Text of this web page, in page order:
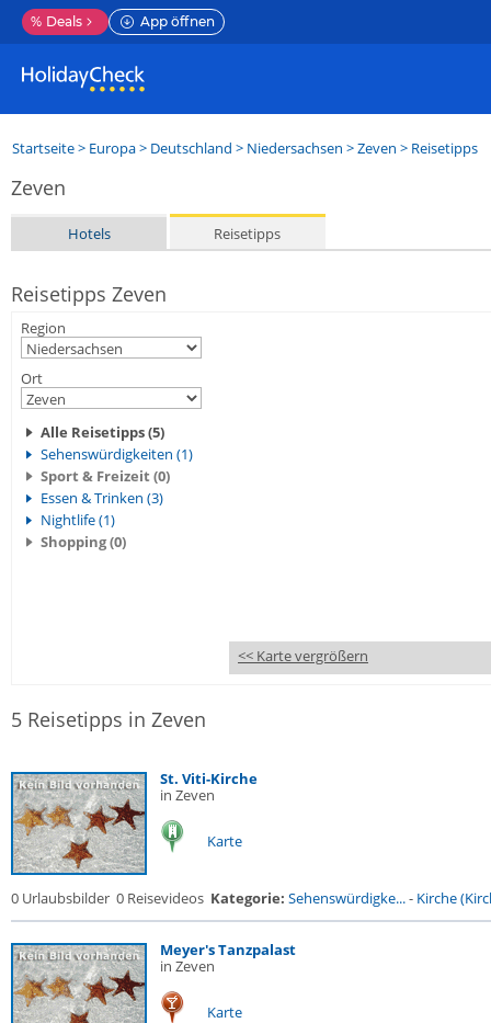
% Deals App öffnen
Startseite> Europa> Deutschland > Niedersachsen >Zeven > Reisetipps
Zeven
Hotels Reisetipps
Reisetipps Zeven
Region
Ort
Alle Reisetipps (5)
Sehenswürdigkeiten (1)
Sport & Freizeit (0)
Essen & Trinken (3)
Nightlife (1)
Shopping (0)
<< Karte vergrößern
5 Reisetipps in Zeven
St. Viti-Kirche
in Zeven
Karte
0 Urlaubsbilder 0 Reisevideos Kategorie: Sehenswürdigke...- Kirche
Meyer's Tanzpalast
in Zeven
Karte